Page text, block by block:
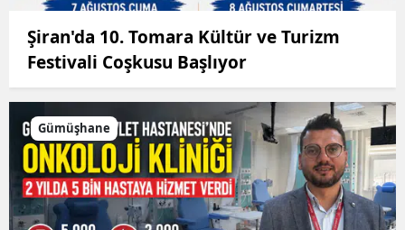
Şiran'da 10. Tomara Kültür ve Turizm
Festivali Coşkusu Başlıyor
Gümüşhane